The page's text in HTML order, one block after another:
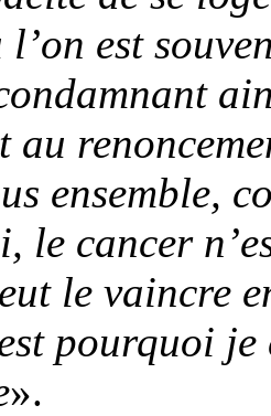
est
au
ensemble,
le cancer
le vaincre
pourquoi
».